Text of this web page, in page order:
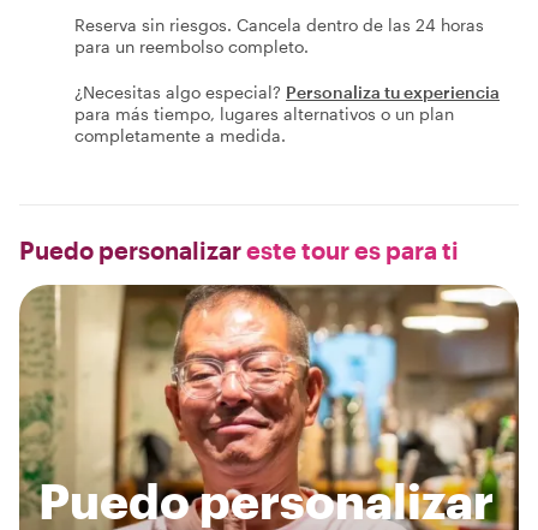
Reserva sin riesgos. Cancela dentro de las 24 horas
para un reembolso completo.
¿Necesitas algo especial? Personaliza tu experiencia
para más tiempo, lugares alternativos o un plan
completamente a medida.
Puedo personalizareste tour es para ti
Puedo personalizar